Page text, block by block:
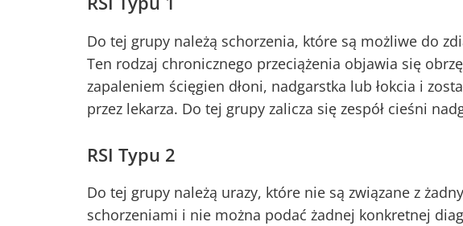
Do tej grupy należą schorzenia, które są możliwe do
Ten rodzaj chronicznego przeciążenia objawia się
zapaleniem ścięgien dłoni, nadgarstka lub łokcia i
przez lekarza. Do tej grupy zalicza się zespół cieśni
RSI Typu 2
Do tej grupy należą urazy, które nie są związane z
schorzeniami i nie można podać żadnej konkretnej